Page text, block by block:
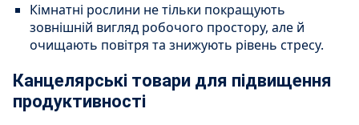
Кімнатні рослини не тільки покращують
зовнішній вигляд робочого простору, але й
очищають повітря та знижують рівень стресу.
Канцелярські товари для підвищення
продуктивності